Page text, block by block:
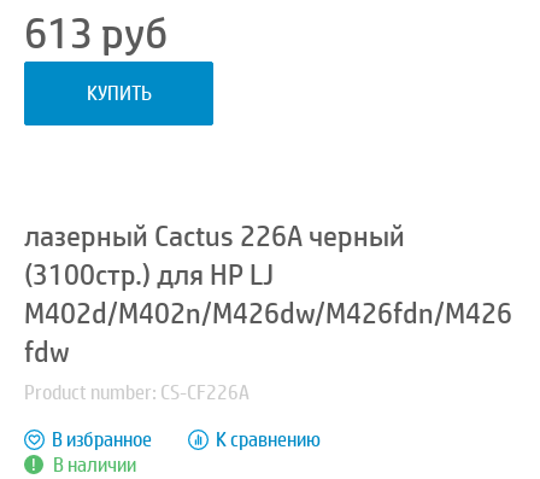
613 руб
КУПИТЬ
лазерный Cactus 226A черный
(3100стр.) для HP LJ
M402d/M402n/M426dw/M426fdn/M426
fdw
Product number: CS-CF226A
В наличии
В избранное К сравнению